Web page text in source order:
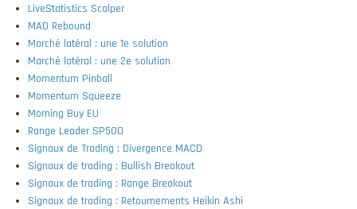
LiveStatistics Scalper
MAD Rebound
Marché latéral : une 1e solution
Marché latéral : une 2e solution
Momentum Pinball
Momentum Squeeze
Morning Buy EU
Range Leader SP500
Signaux de Trading : Divergence MACD
Signaux de trading : Bullish Breakout
Signaux de trading : Range Breakout
Signaux de trading : Retournements Heikin Ashi